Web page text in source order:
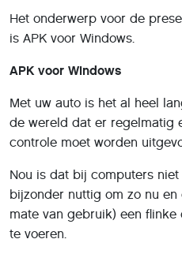
Het onderwerp voor de
is APK voor Windows.
APK voor Windows
Met uw auto is het al heel
de wereld dat er regelmatig
controle moet worden
Nou is dat bij computers
bijzonder nuttig om zo nu
mate van gebruik) een
te voeren.